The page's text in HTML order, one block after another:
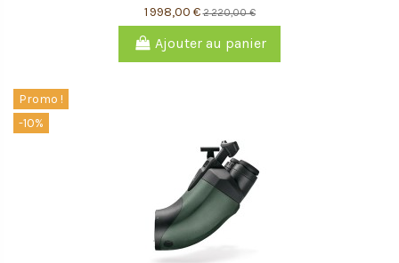
1 998,00 €2 220,00 €
Ajouter au panier
Promo !
-10%